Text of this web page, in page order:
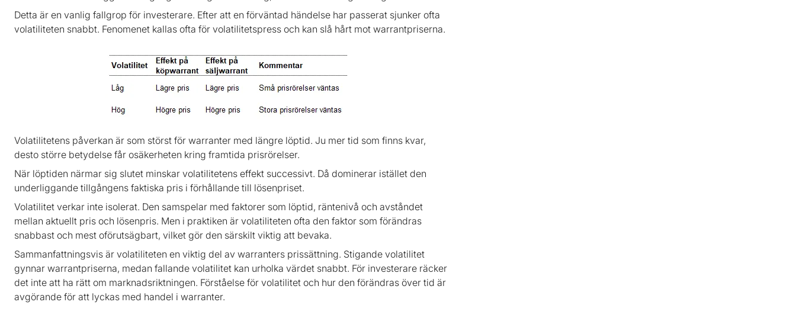
Detta är en vanlig fallgrop för investerare. Efter att en förväntad händelse har passerat sjunker ofta
volatiliteten snabbt. Fenomenet kallas ofta för volatilitetspress och kan slå hårt mot warrantpriserna.
Volatilitetens påverkan är som störst för warranter med längre löptid. Ju mer tid som finns kvar,
desto större betydelse får osäkerheten kring framtida prisrörelser.
När löptiden närmar sig slutet minskar volatilitetens effekt successivt. Då dominerar istället den
underliggande tillgångens faktiska pris i förhållande till lösenpriset.
Volatilitet verkar inte isolerat. Den samspelar med faktorer som löptid, räntenivå och avståndet
mellan aktuellt pris och lösenpris. Men i praktiken är volatiliteten ofta den faktor som förändras
snabbast och mest oförutsägbart, vilket gör den särskilt viktig att bevaka.
Sammanfattningsvis är volatiliteten en viktig del av warranters prissättning. Stigande volatilitet
gynnar warrantpriserna, medan fallande volatilitet kan urholka värdet snabbt. För investerare räcker
det inte att ha rätt om marknadsriktningen. Förståelse för volatilitet och hur den förändras över tid är
avgörande för att lyckas med handel i warranter.